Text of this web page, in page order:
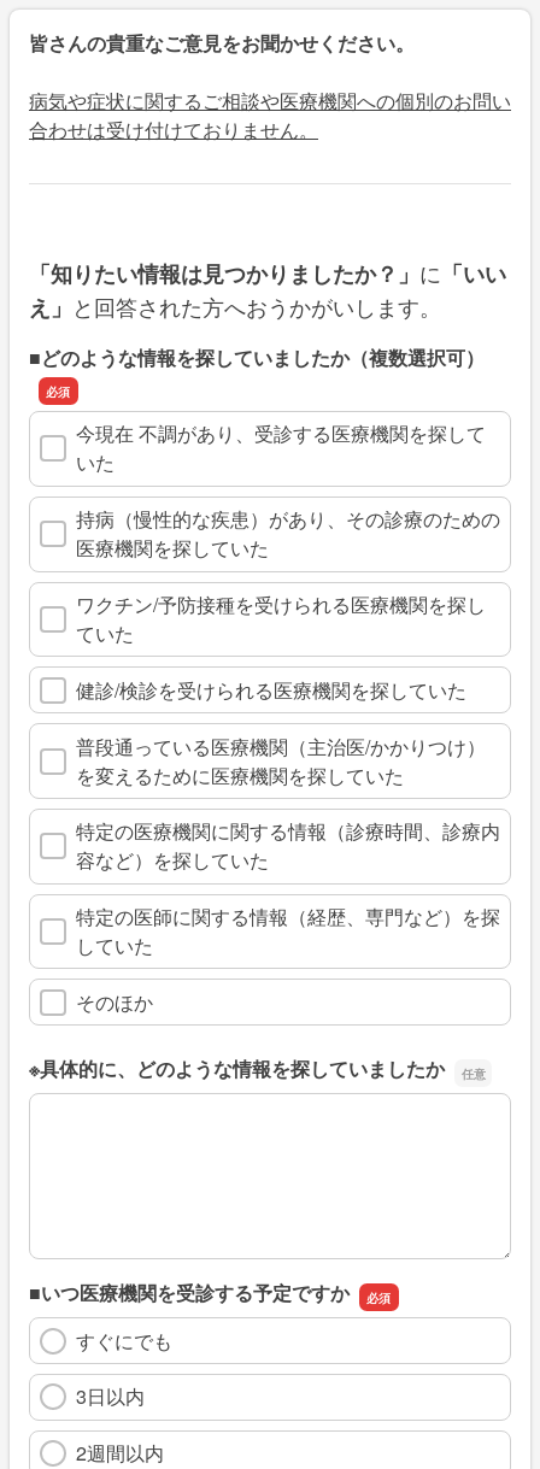
皆さんの貴重なご意見をお聞かせください。
病気や症状に関するご相談や医療機関への個別のお問い
合わせは受け付けておりません。
「知りたい情報は見つかりましたか？」 に 「いい
え」 と回答された方へおうかがいします。
■どのような情報を探していましたか（複数選択可）
今現在 不調があり、受診する医療機関を探して
いた
持病（慢性的な疾患）があり、その診療のための
医療機関を探していた
ワクチン/予防接種を受けられる医療機関を探し
ていた
健診/検診を受けられる医療機関を探していた
普段通っている医療機関（主治医/かかりつけ）
を変えるために医療機関を探していた
特定の医療機関に関する情報（診療時間、診療内
容など）を探していた
特定の医師に関する情報（経歴、専門など）を探
していた
そのほか
※具体的に、どのような情報を探していましたか
※具体的に、どのような情報を探していましたか
■いつ医療機関を受診する予定ですか
すぐにでも
3日以内
2週間以内